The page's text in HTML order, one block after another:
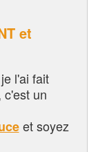
et
l'ai fait
c'est un
et soyez